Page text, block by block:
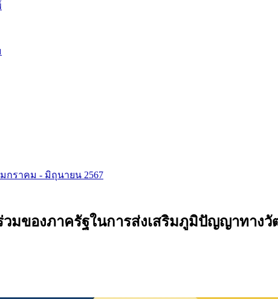
กราคม - มิถุนายน 2567
วมของภาครัฐในการส่งเสริมภูมิปัญญาทา